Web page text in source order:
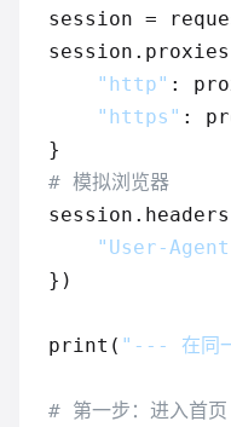
session =
"http" :
"https" :
# 模拟浏览器
"User-
})
print( "--- 在同
# 第一步：进入首